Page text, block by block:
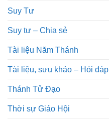
Suy Tư
Suy tư – Chia sẻ
Tài liệu Năm Thánh
Tài liệu, sưu khảo – Hỏi đáp
Thánh Tử Đạo
Thời sự Giáo Hội